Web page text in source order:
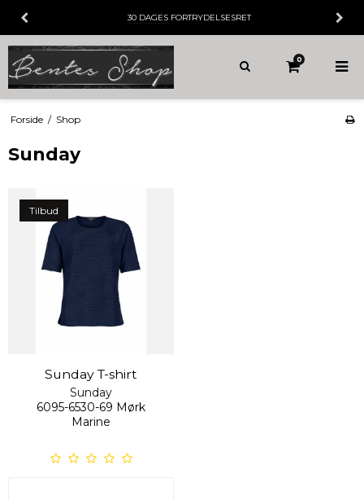
30 DAGES FORTRYDELSESRET
0
Forside / Shop
Sunday
Tilbud
Sunday T-shirt
Sunday
6095-6530-69 Mørk
Marine